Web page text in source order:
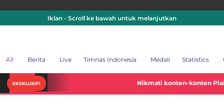
Iklan - Scroll ke bawah untuk melanjutkan
All Berita Live Timnas Indonesia Medali Statistics
EKSKLUSIF! Nikmati konten-konten Piala Dunia